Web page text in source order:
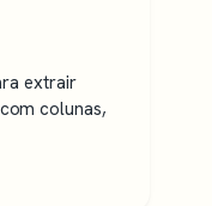
extrair
colunas,